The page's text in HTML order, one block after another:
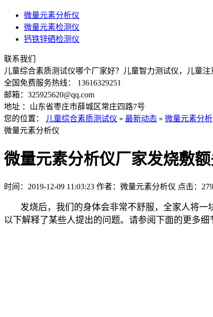
微量元素分析仪
微量元素检测仪
钙铁锌硒检测仪
联系我们
儿童综合素质测试仪哪个厂家好？儿童智力测试仪，儿童
全国免费服务热线： 13616329251
邮箱：325925620@qq.com
地址 ：山东省枣庄市薛城区常庄四路7号
您的位置：
儿童综合素质测试仪 » 最新动态 » 微量元素分
微量元素分析仪
微量元素分析仪厂家发烧敷额
时间：2019-12-09 11:03:23 作者：微量元素分析仪 点击：
发烧后，我们的身体会非常不舒服，全家人将一
以下解释了某些人提出的问题。请参阅下面的更多细